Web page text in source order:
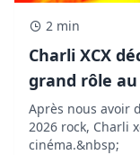
2 min
Charli XCX
grand rôle
Après nous avoir
2026 rock, Charli
cinéma.&nbsp;